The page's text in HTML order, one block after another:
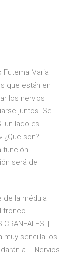
Futema Maria
que están en
los nervios
juntos. Se
un lado es
¿Que son?
función
será de
de la médula
tronco
||
muy sencilla los
a … Nervios